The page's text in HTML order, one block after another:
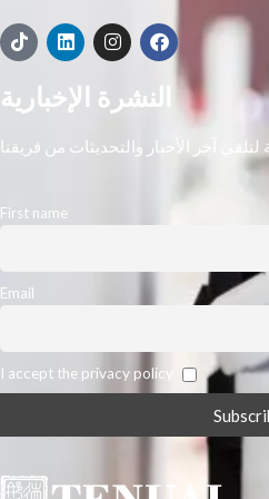
النشرة الإخبارية
لتلقي آخر الأخبار والتحديثات من فريقنا
First name
Email